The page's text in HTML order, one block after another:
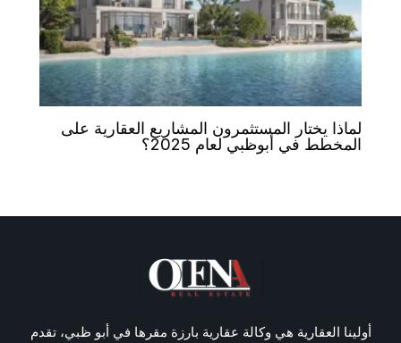
لماذا يختار المستثمرون المشاريع العقارية على
المخطط في أبوظبي لعام 2025؟
أولينا العقارية هي وكالة عقارية بارزة مقرها في أبو ظبي، تقدم